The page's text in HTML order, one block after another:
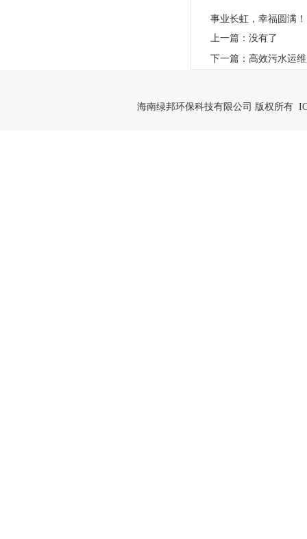
事业长虹，幸福圆满！
上一篇： 没有了
下一篇： 高效污水运
海南绿邦环保科技有限公司 版权所有